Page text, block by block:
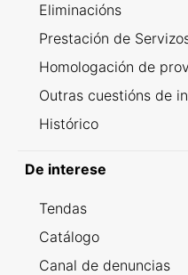
Eliminacións
Prestación de
Homologación de
Outras cuestións de
Histórico
De interese
Tendas
Catálogo
Canal de denuncias